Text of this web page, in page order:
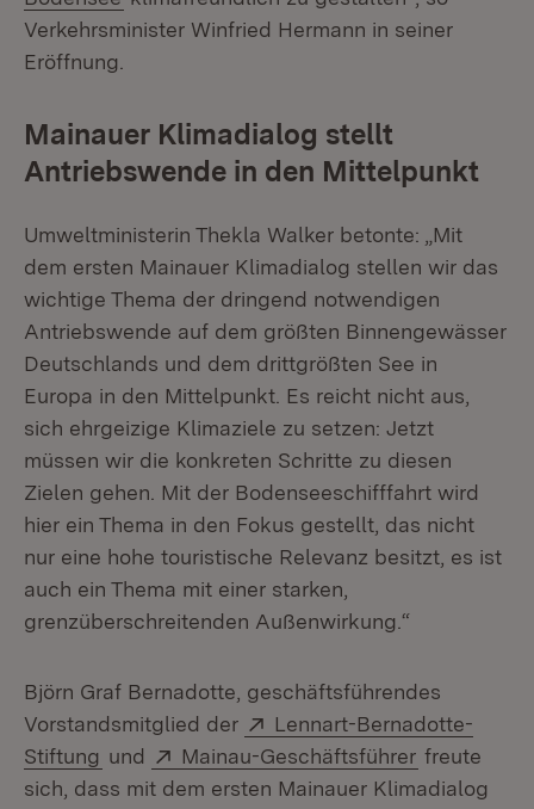
Verkehrsminister Winfried Hermann in seiner
Eröffnung.
Mainauer Klimadialog stellt
Antriebswende in den Mittelpunkt
Umweltministerin Thekla Walker betonte: „Mit
dem ersten Mainauer Klimadialog stellen wir das
wichtige Thema der dringend notwendigen
Antriebswende auf dem größten Binnengewässer
Deutschlands und dem drittgrößten See in
Europa in den Mittelpunkt. Es reicht nicht aus,
sich ehrgeizige Klimaziele zu setzen: Jetzt
müssen wir die konkreten Schritte zu diesen
Zielen gehen. Mit der Bodenseeschifffahrt wird
hier ein Thema in den Fokus gestellt, das nicht
nur eine hohe touristische Relevanz besitzt, es ist
auch ein Thema mit einer starken,
grenzüberschreitenden Außenwirkung.“
Björn Graf Bernadotte, geschäftsführendes
Vorstandsmitglied der
Extern:
Lennart-Bernadotte-
Stiftung (Öffnet in neuem Fenster)
und Extern:
Mainau-Geschäftsführer (Öffnet in
freute
sich, dass mit dem ersten Mainauer Klimadialog